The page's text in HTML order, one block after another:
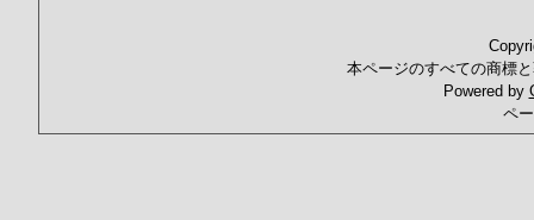
本ページのすべての商標
Powered by
ペ